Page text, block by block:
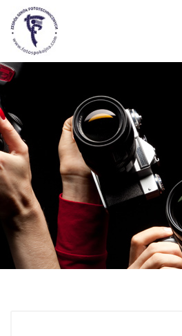
treści